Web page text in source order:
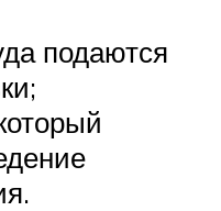
подаются